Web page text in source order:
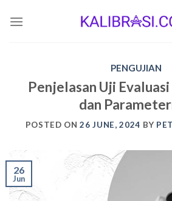
PENGUJIAN
Penjelasan Uji
dan
POSTED ON26 JUNE, 2024 BY
26
Jun